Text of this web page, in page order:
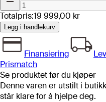
Totalpris:19 999,00 kr
Legg i handlekurv
Finansiering
Prismatch
Se produktet før du kjøper
Denne varen er utstilt i
står klare for å hjelpe deg.